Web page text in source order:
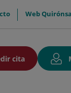
Web
cita Este
enlace
se